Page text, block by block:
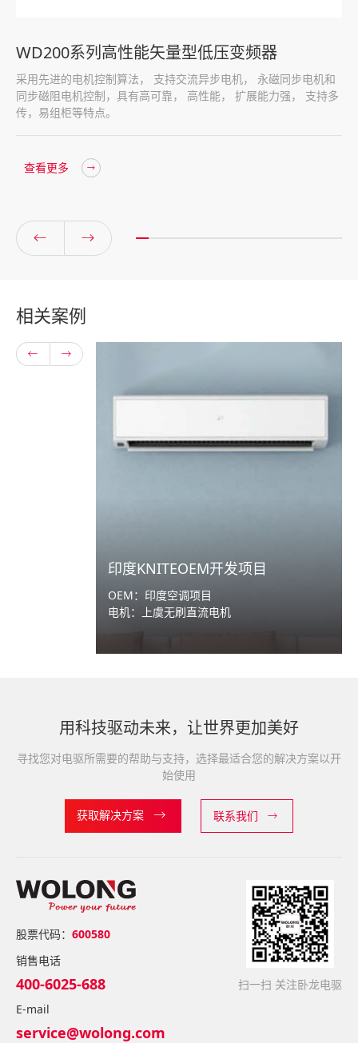
WD200系列高性能矢量型低压变频器
采用先进的电机控制算法， 支持交流异步电机， 永磁同步电机和
同步磁阻电机控制，具有高可靠， 高性能， 扩展能力强， 支持多
传，易组柜等特点。
查看更多
相关案例
印度​KNITEOEM开发项目
OEM：印度空调项目
电机：上虞无刷直流电机
用科技驱动未来，让世界更加美好
寻找您对电驱所需要的帮助与支持，选择最适合您的解决方案以开
始使用
获取解决方案 联系我们
股票代码： 600580
销售电话
400-6025-688
E-mail
service@wolong.com
扫一扫 关注卧龙电驱